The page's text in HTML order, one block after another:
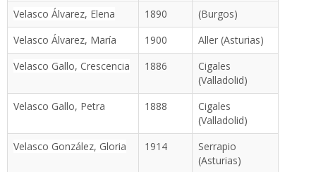
Velasco Álvarez, Elena
1890
(Burgos)
Velasco Álvarez, María
1900
Aller (Asturias)
Velasco Gallo, Crescencia
1886
Cigales
(Valladolid)
Velasco Gallo, Petra
1888
Cigales
(Valladolid)
Velasco González, Gloria
1914
Serrapio
(Asturias)